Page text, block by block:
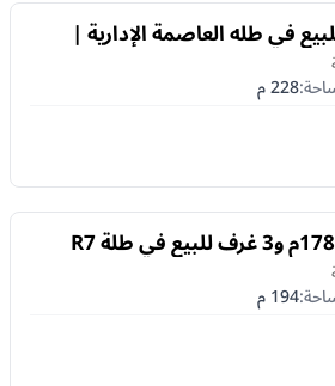
في طله العاصمة الإدارية |
228م
أرضي 194م بحديقة 178م و3 غرف للبيع في طلة R7
194م